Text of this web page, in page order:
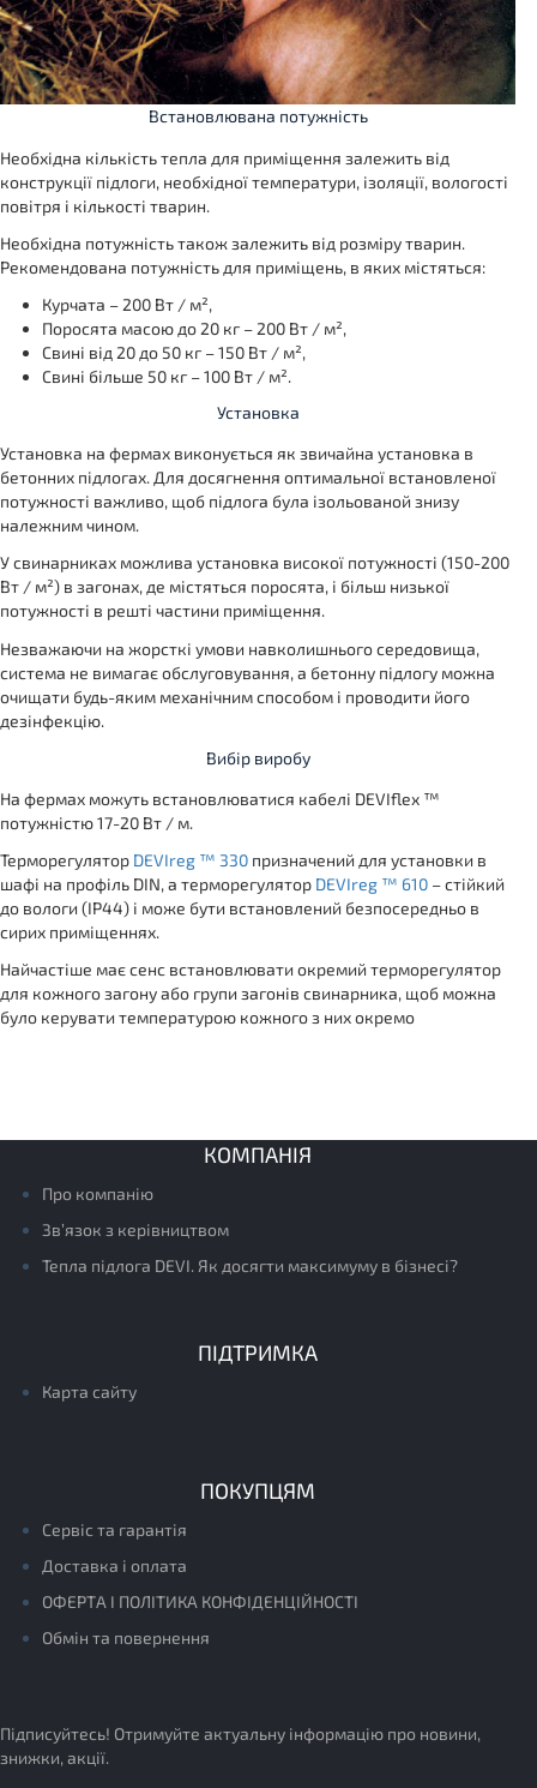
Встановлювана потужність
Необхідна кількість тепла для приміщення залежить від
конструкції підлоги, необхідної температури, ізоляції, вологості
повітря і кількості тварин.
Необхідна потужність також залежить від розміру тварин.
Рекомендована потужність для приміщень, в яких містяться:
Курчата – 200 Вт / м²,
Поросята масою до 20 кг – 200 Вт / м²,
Свині від 20 до 50 кг – 150 Вт / м²,
Свині більше 50 кг – 100 Вт / м².
Установка
Установка на фермах виконується як звичайна установка в
бетонних підлогах. Для досягнення оптимальної встановленої
потужності важливо, щоб підлога була ізольованой знизу
належним чином.
У свинарниках можлива установка високої потужності (150-200
Вт / м²) в загонах, де містяться поросята, і більш низької
потужності в решті частини приміщення.
Незважаючи на жорсткі умови навколишнього середовища,
система не вимагає обслуговування, а бетонну підлогу можна
очищати будь-яким механічним способом і проводити його
дезінфекцію.
Вибір виробу
На фермах можуть встановлюватися кабелі DEVIflex ™
потужністю 17-20 Вт / м.
Терморегулятор DEVIreg ™ 330 призначений для установки в
шафі на профіль DIN, а терморегулятор DEVIreg ™ 610 – стійкий
до вологи (IP44) і може бути встановлений безпосередньо в
сирих приміщеннях.
Найчастіше має сенс встановлювати окремий терморегулятор
для кожного загону або групи загонів свинарника, щоб можна
було керувати температурою кожного з них окремо
КОМПАНІЯ
Про компанію
Зв’язок з керівництвом
Тепла підлога DEVI. Як досягти максимуму в бізнесі?
ПІДТРИМКА
Карта сайту
ПОКУПЦЯМ
Сервіс та гарантія
Доставка і оплата
ОФЕРТА І ПОЛІТИКА КОНФІДЕНЦІЙНОСТІ
Обмін та повернення
Підписуйтесь! Отримуйте актуальну інформацію про новини,
знижки, акції.